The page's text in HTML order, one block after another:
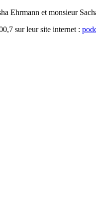
Ehrmann et monsieur
sur leur site internet :